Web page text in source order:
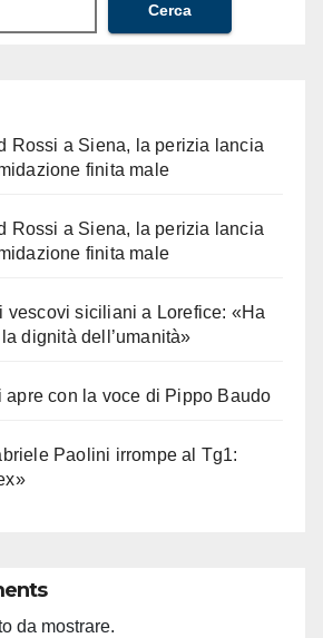
Cerca
Rossi a Siena, la perizia lancia
finita male
Rossi a Siena, la perizia lancia
finita male
vescovi siciliani a Lorefice: «Ha
dignità dell’umanità»
apre con la voce di Pippo Baudo
Paolini irrompe al Tg1:
da mostrare.